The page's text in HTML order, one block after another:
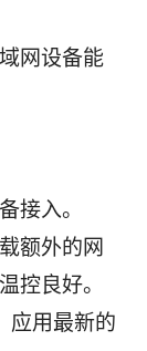
网设备能
接入。
额外的网
控良好。
应用最新的